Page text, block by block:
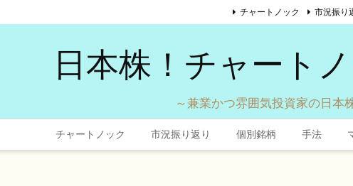
日本株！チャート
～兼業かつ雰囲気投資家の日本
チャートノック 市況振り返り 個別銘柄 手法
チャートノック 市況振り